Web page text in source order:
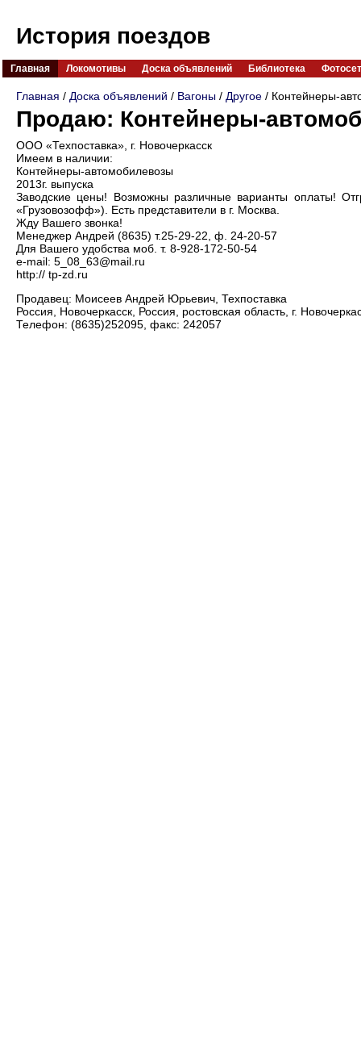
История поездов
Главная Локомотивы Доска объявлений Библиотека
Главная / Доска объявлений / Вагоны / Другое / Контейнеры-
Продаю: Контейнеры-
ООО «Техпоставка», г. Новочеркасск
Имеем в наличии:
Контейнеры-автомобилевозы
2013г. выпуска
Заводские цены! Возможны различные варианты оплаты!
«Грузовозофф»). Есть представители в г. Москва.
Жду Вашего звонка!
Менеджер Андрей (8635) т.25-29-22, ф. 24-20-57
Для Вашего удобства моб. т. 8-928-172-50-54
e-mail: 5_08_63@mail.ru
http:// tp-zd.ru
Продавец: Моисеев Андрей Юрьевич, Техпоставка
Россия, Новочеркасск, Россия, ростовская область, г.
Телефон: (8635)252095, факс: 242057